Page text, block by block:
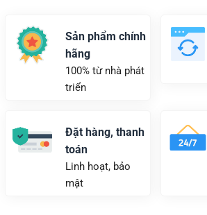
Sản phẩm chính
hãng
100% từ nhà phát
triển
Đặt hàng, thanh
toán
Linh hoạt, bảo
mật